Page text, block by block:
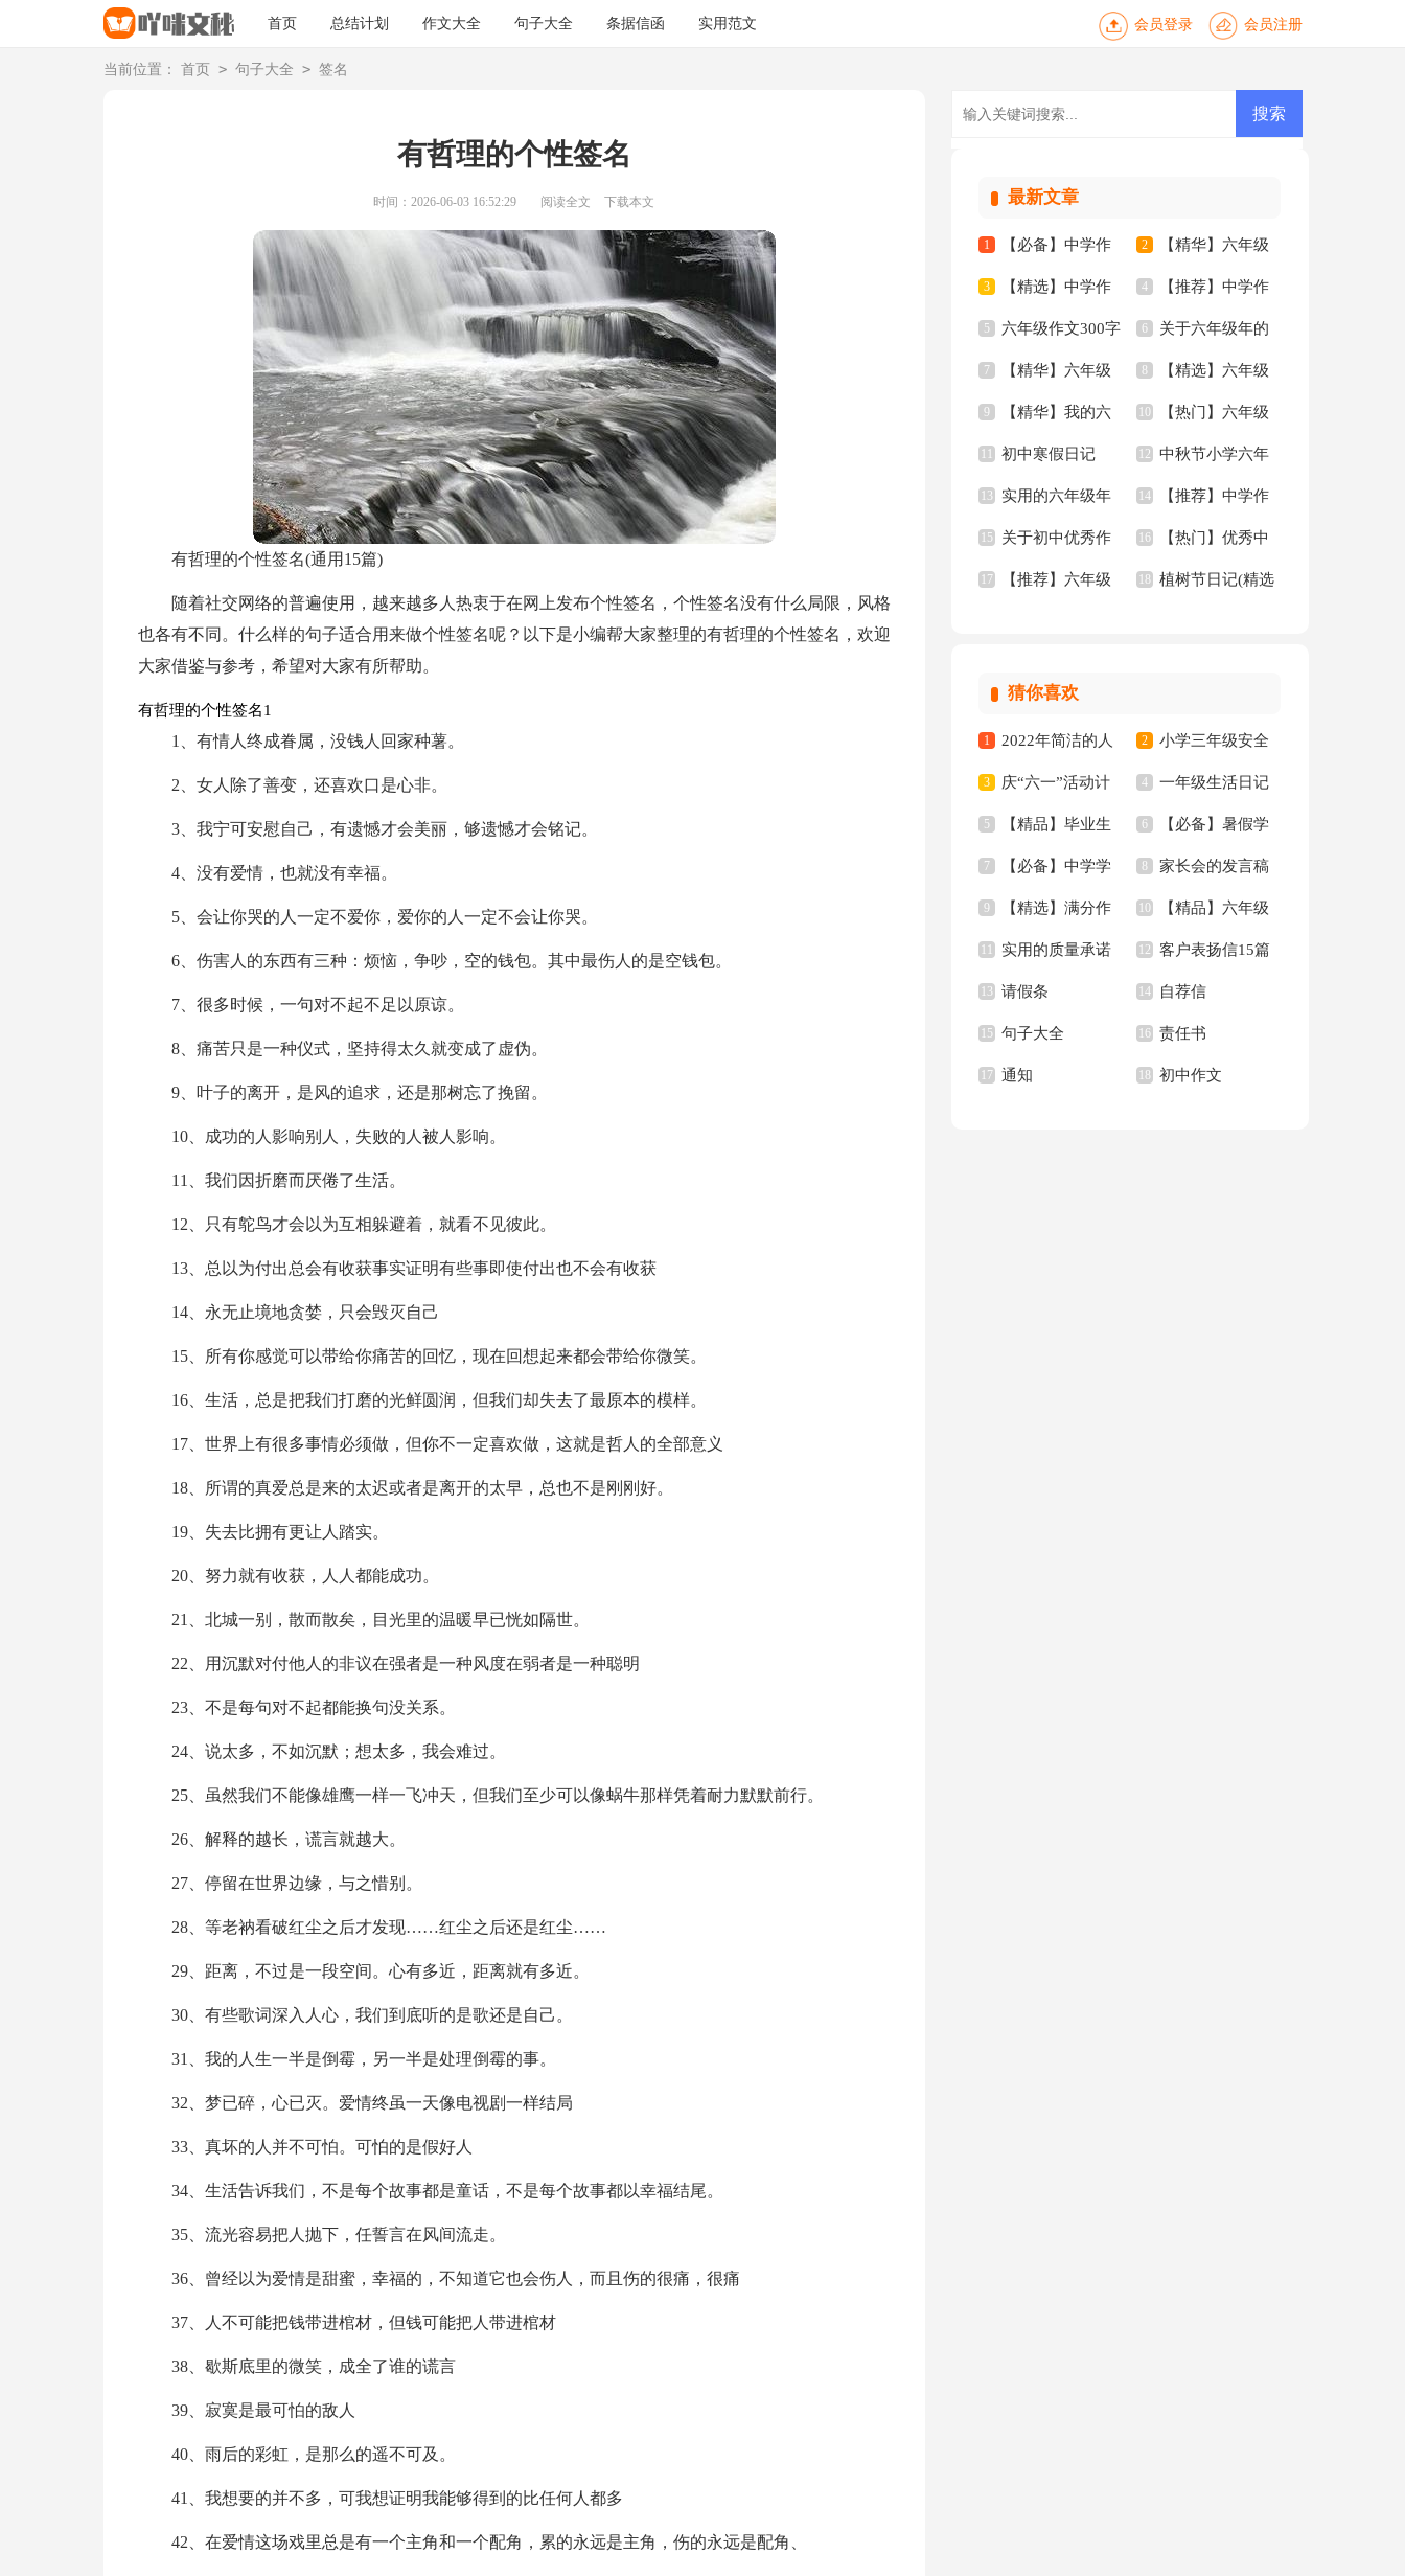
首页 总结计划 作文大全 句子大全 条据信函 实用范文 会员登录 会员注册
当前位置： 首页 > 句子大全 > 签名
有哲理的个性签名
时间：2026-06-03 16:52:29 阅读全文 下载本文
有哲理的个性签名(通用15篇)
随着社交网络的普遍使用，越来越多人热衷于在网上发布个性签名，个性签名没有什么局限，风格
也各有不同。什么样的句子适合用来做个性签名呢？以下是小编帮大家整理的有哲理的个性签名，欢迎
大家借鉴与参考，希望对大家有所帮助。
有哲理的个性签名1
1、有情人终成眷属，没钱人回家种薯。
2、女人除了善变，还喜欢口是心非。
3、我宁可安慰自己，有遗憾才会美丽，够遗憾才会铭记。
4、没有爱情，也就没有幸福。
5、会让你哭的人一定不爱你，爱你的人一定不会让你哭。
6、伤害人的东西有三种：烦恼，争吵，空的钱包。其中最伤人的是空钱包。
7、很多时候，一句对不起不足以原谅。
8、痛苦只是一种仪式，坚持得太久就变成了虚伪。
9、叶子的离开，是风的追求，还是那树忘了挽留。
10、成功的人影响别人，失败的人被人影响。
11、我们因折磨而厌倦了生活。
12、只有鸵鸟才会以为互相躲避着，就看不见彼此。
13、总以为付出总会有收获事实证明有些事即使付出也不会有收获
14、永无止境地贪婪，只会毁灭自己
15、所有你感觉可以带给你痛苦的回忆，现在回想起来都会带给你微笑。
16、生活，总是把我们打磨的光鲜圆润，但我们却失去了最原本的模样。
17、世界上有很多事情必须做，但你不一定喜欢做，这就是哲人的全部意义
18、所谓的真爱总是来的太迟或者是离开的太早，总也不是刚刚好。
19、失去比拥有更让人踏实。
20、努力就有收获，人人都能成功。
21、北城一别，散而散矣，目光里的温暖早已恍如隔世。
22、用沉默对付他人的非议在强者是一种风度在弱者是一种聪明
23、不是每句对不起都能换句没关系。
24、说太多，不如沉默；想太多，我会难过。
25、虽然我们不能像雄鹰一样一飞冲天，但我们至少可以像蜗牛那样凭着耐力默默前行。
26、解释的越长，谎言就越大。
27、停留在世界边缘，与之惜别。
28、等老衲看破红尘之后才发现……红尘之后还是红尘……
29、距离，不过是一段空间。心有多近，距离就有多近。
30、有些歌词深入人心，我们到底听的是歌还是自己。
31、我的人生一半是倒霉，另一半是处理倒霉的事。
32、梦已碎，心已灭。爱情终虽一天像电视剧一样结局
33、真坏的人并不可怕。可怕的是假好人
34、生活告诉我们，不是每个故事都是童话，不是每个故事都以幸福结尾。
35、流光容易把人抛下，任誓言在风间流走。
36、曾经以为爱情是甜蜜，幸福的，不知道它也会伤人，而且伤的很痛，很痛
37、人不可能把钱带进棺材，但钱可能把人带进棺材
38、歇斯底里的微笑，成全了谁的谎言
39、寂寞是最可怕的敌人
40、雨后的彩虹，是那么的遥不可及。
41、我想要的并不多，可我想证明我能够得到的比任何人都多
42、在爱情这场戏里总是有一个主角和一个配角，累的永远是主角，伤的永远是配角、
最新文章
1 【必备】中学作
文锦集六篇
2 【精华】六年级
作文300字汇总6篇
3 【精选】中学作
文汇总8篇
4 【推荐】中学作
文汇总八篇
5 六年级作文300字
汇总8篇
6 关于六年级年的
作文300字8篇
7 【精华】六年级
的作文300字集合9篇
8 【精选】六年级
的作文300字三篇
9 【精华】我的六
年级小学作文3篇
10 【热门】六年级
年的作文300字3篇
11 初中寒假日记
【热】
12 中秋节小学六年
级作文
13 实用的六年级年
的作文300字6篇
14 【推荐】中学作
文3篇
15 关于初中优秀作
文汇编10篇
16 【热门】优秀中
学作文九篇
17 【推荐】六年级 18 植树节日记(精选
猜你喜欢
1 2022年简洁的人
生哲理格言集合88条
2 小学三年级安全
工作总结
3 庆“六一”活动计
划
4 一年级生活日记
5 【精品】毕业生
专业求职信汇编10篇
6 【必备】暑假学
习计划范文合集五篇
7 【必备】中学学
生检讨书4篇
8 家长会的发言稿
9 【精选】满分作
文400字九篇
10 【精品】六年级
新学期作文合集九篇
11 实用的质量承诺
书模板汇总六篇
12 客户表扬信15篇
13 请假条 14 自荐信
15 句子大全 16 责任书
17 通知 18 初中作文